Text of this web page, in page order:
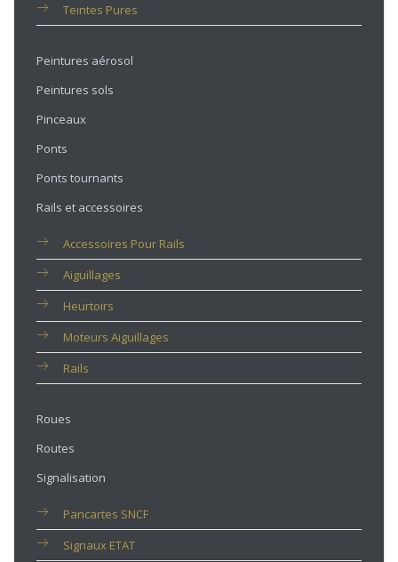
Teintes Pures
Peintures aérosol
Peintures sols
Pinceaux
Ponts
Ponts tournants
Rails et accessoires
Accessoires Pour Rails
Aiguillages
Heurtoirs
Moteurs Aiguillages
Rails
Roues
Routes
Signalisation
Pancartes SNCF
Signaux ETAT